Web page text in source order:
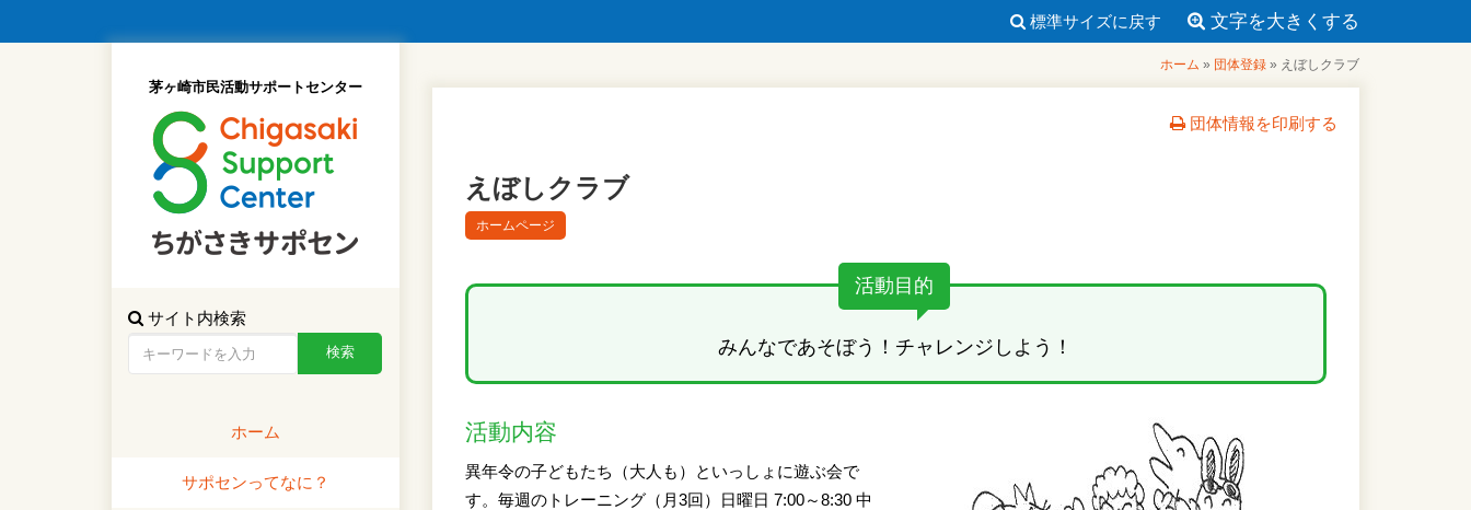
標準サイズに戻す 文字を大きくする
ホーム » 団体登録 » えぼしクラブ
団体情報を印刷する
えぼしクラブ
ホームページ
活動目的
みんなであそぼう！チャレンジしよう！
活動内容
異年令の子どもたち（大人も）といっしょに遊ぶ会で
す。毎週のトレーニング（月3回）日曜日 7:00～8:30 中
茅ヶ崎市民活動サポートセンター
サイト内検索
ホーム
サポセンってなに？